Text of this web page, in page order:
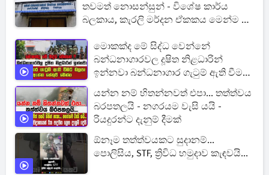
තවමත් නොසන්සුන් - විශේෂ කාර්ය
බලකාය, කැරලි මර්දන ඒකකය මෙන්ම ශ්‍රී
මොකක්ද මේ සිද්ධ වෙන්නේ
බන්ධනාගාරවල දූෂිත නිළධාරින්
ඉන්නවා බන්ධනාගාර ගැටුම් ඇති වීමට
බලපෑ ඇත්ත හේතුව
යන්න නම් හිතන්නවත් එපා... තත්ත්වය
බරපතලයි - නගරයම වැසි යයි -
රියදුරන්ට දැනුම් දීමක්
ඕනෑම තත්ත්වයකට සුදානම්...
පොලිසිය, STF, ත්‍රිවිධ හමුදාව කැඳවයි...